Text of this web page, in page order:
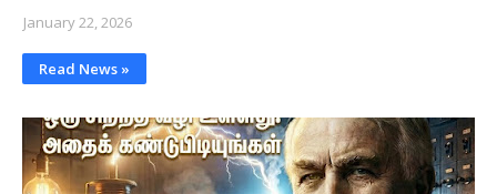
January 22, 2026
Read News »